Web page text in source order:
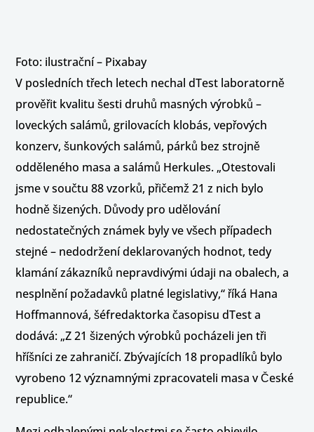
Foto: ilustrační – Pixabay
V posledních třech letech nechal dTest laboratorně
prověřit kvalitu šesti druhů masných výrobků –
loveckých salámů, grilovacích klobás, vepřových
konzerv, šunkových salámů, párků bez strojně
odděleného masa a salámů Herkules. „Otestovali
jsme v součtu 88 vzorků, přičemž 21 z nich bylo
hodně šizených. Důvody pro udělování
nedostatečných známek byly ve všech případech
stejné – nedodržení deklarovaných hodnot, tedy
klamání zákazníků nepravdivými údaji na obalech, a
nesplnění požadavků platné legislativy,“ říká Hana
Hoffmannová, šéfredaktorka časopisu dTest a
dodává: „Z 21 šizených výrobků pocházeli jen tři
hříšníci ze zahraničí. Zbývajících 18 propadlíků bylo
vyrobeno 12 významnými zpracovateli masa v České
republice.“